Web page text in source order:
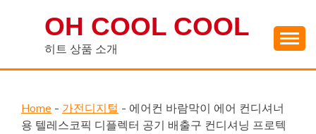
OH COOL COOL
히트 상품 소개
Home - 가전디지털 - 에어컨 바람막이 에어 컨디셔너
용 텔레스코픽 디플렉터 공기 배출구 컨디셔닝 프로텍